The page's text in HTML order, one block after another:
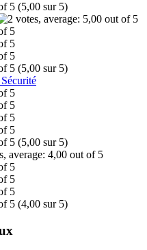
(5,00 sur 5)
(5,00 sur 5)
(5,00 sur 5)
(4,00 sur 5)